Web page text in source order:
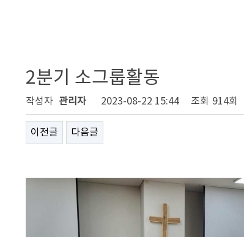
2분기 소그룹활동
작성자 관리자 2023-08-22 15:44 조회 914회
이전글 다음글